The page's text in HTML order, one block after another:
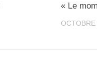
« Le